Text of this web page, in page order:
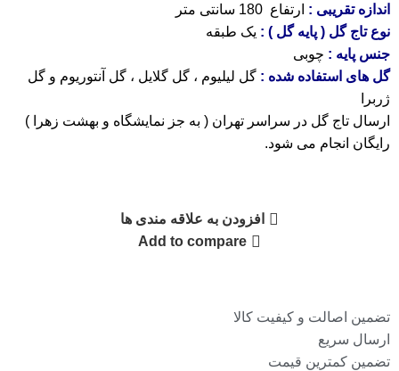
اندازه تقریبی : ارتفاع 180 سانتی متر
نوع تاج گل ( پایه گل ) : یک طبقه
جنس پایه : چوبی
گل های استفاده شده : گل لیلیوم ، گل گلایل ، گل آنتوریوم و گل
ژربرا
ارسال تاج گل در سراسر تهران ( به جز نمایشگاه و بهشت زهرا )
رایگان انجام می شود.
افزودن به علاقه مندی ها
Add to compare
تضمین اصالت و کیفیت کالا
ارسال سریع
تضمین کمترین قیمت